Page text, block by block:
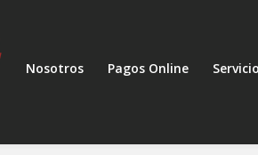
Nosotros Pagos Online